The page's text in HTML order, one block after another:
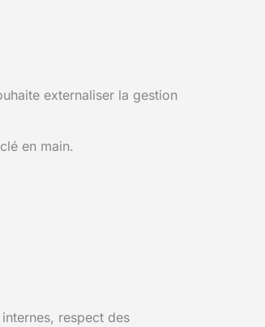
externaliser la gestion
en main.
respect des